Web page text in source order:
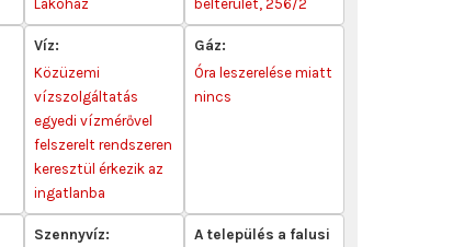
Lakóház
belterület, 256/2
Víz:
Közüzemi
vízszolgáltatás
egyedi vízmérővel
felszerelt rendszeren
keresztül érkezik az
ingatlanba
Gáz:
Óra leszerelése miatt
nincs
Szennyvíz:
A település a falusi